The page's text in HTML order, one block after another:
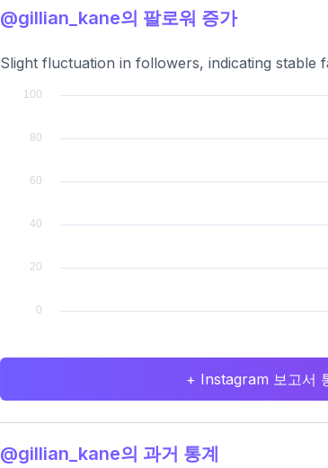
@gillian_kane의 팔로워 증가
Slight fluctuation in followers, indicating stable
+ Instagram 보고서
@gillian_kane의 과거 통계